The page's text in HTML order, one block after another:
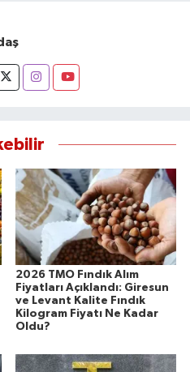
2026 TMO Fındık Alım
Fiyatları Açıklandı: Giresun
ve Levant Kalite Fındık
Kilogram Fiyatı Ne Kadar
Oldu?